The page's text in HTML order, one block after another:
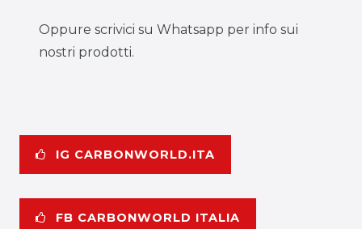
Oppure scrivici su Whatsapp per info sui
nostri prodotti.
IG CARBONWORLD.ITA
FB CARBONWORLD ITALIA